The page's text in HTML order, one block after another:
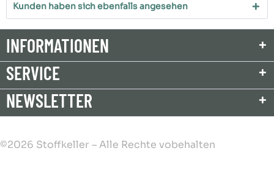
Kunden haben sich ebenfalls angesehen
INFORMATIONEN
SERVICE
NEWSLETTER
©2026 Stoffkeller – Alle Rechte vobehalten